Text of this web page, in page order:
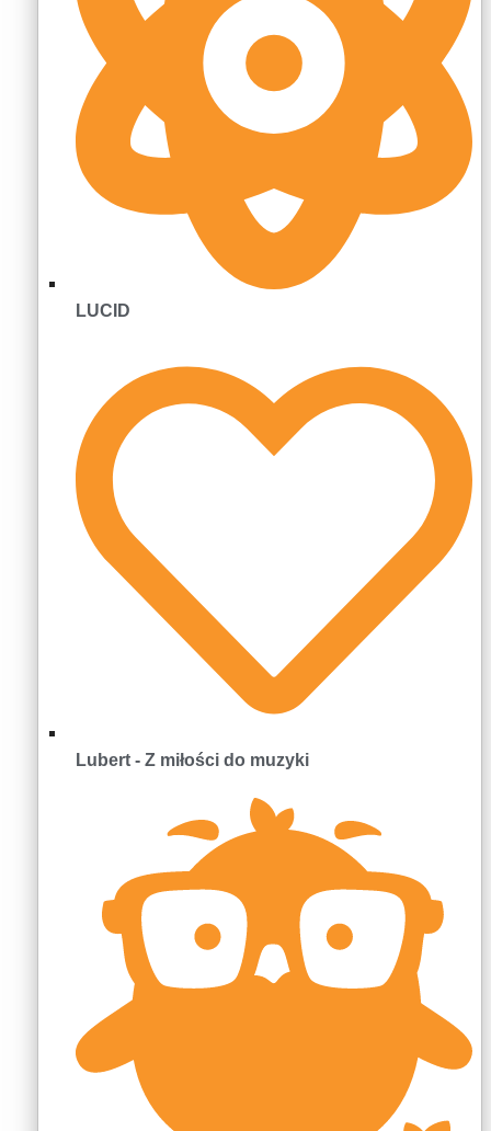
LUCID
Lubert - Z miłości do muzyki